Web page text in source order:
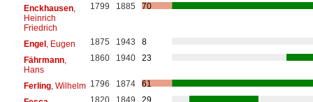
Enckhausen,
Heinrich
Friedrich
1799 1885 70
Engel, Eugen 1875 1943
8
Fährmann,
Hans
1860 1940 23
Ferling, Wilhelm 1796 1874
61
1820 1849 29